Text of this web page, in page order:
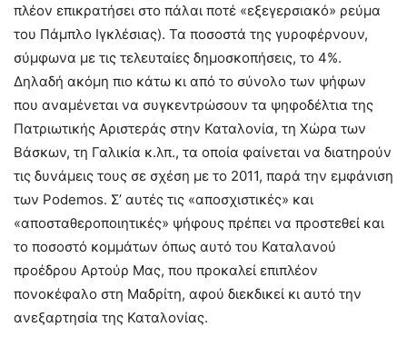
πλέον επικρατήσει στο πάλαι ποτέ «εξεγερσιακό» ρεύμα
του Πάμπλο Ιγκλέσιας). Τα ποσοστά της γυροφέρνουν,
σύμφωνα με τις τελευταίες δημοσκοπήσεις, το 4%.
Δηλαδή ακόμη πιο κάτω κι από το σύνολο των ψήφων
που αναμένεται να συγκεντρώσουν τα ψηφοδέλτια της
Πατριωτικής Αριστεράς στην Καταλονία, τη Χώρα των
Βάσκων, τη Γαλικία κ.λπ., τα οποία φαίνεται να διατηρούν
τις δυνάμεις τους σε σχέση με το 2011, παρά την εμφάνιση
των Podemos. Σ’ αυτές τις «αποσχιστικές» και
«αποσταθεροποιητικές» ψήφους πρέπει να προστεθεί και
το ποσοστό κομμάτων όπως αυτό του Καταλανού
προέδρου Αρτούρ Μας, που προκαλεί επιπλέον
πονοκέφαλο στη Μαδρίτη, αφού διεκδικεί κι αυτό την
ανεξαρτησία της Καταλονίας.